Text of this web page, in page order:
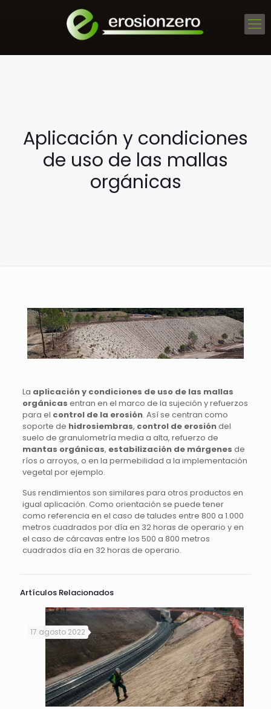
Aplicación y condiciones
de uso de las mallas
orgánicas
La aplicación y condiciones de uso de las mallas
orgánicas entran en el marco de la sujeción y refuerzos
para el control de la erosión. Así se centran como
soporte de hidrosiembras, control de erosióndel
suelo de granulometría media a alta, refuerzo de
mantas orgánicas, estabilización de márgenes de
ríos o arroyos, o en la permebilidad a la implementación
vegetal por ejemplo.
Sus rendimientos son similares para otros productos en
igual aplicación. Como orientación se puede tener
como referencia en el caso de taludes entre 800 a 1.000
metros cuadrados por día en 32 horas de operario y en
el caso de cárcavas entre los 500 a 800 metros
cuadrados día en 32 horas de operario.
Artículos Relacionados
17 agosto 2022